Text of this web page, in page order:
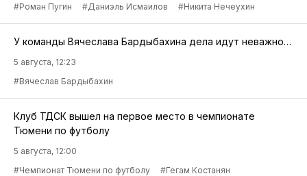
#Роман Пугин
#Даниэль Исмаилов #Никита Нечеухин
У команды Вячеслава Бардыбахина дела идут неважно…
5 августа, 12:23
#Вячеслав Бардыбахин
Клуб ТДСК вышел на первое место в чемпионате
Тюмени по футболу
5 августа, 12:00
#Чемпионат Тюмени по футболу
#Гегам Костанян